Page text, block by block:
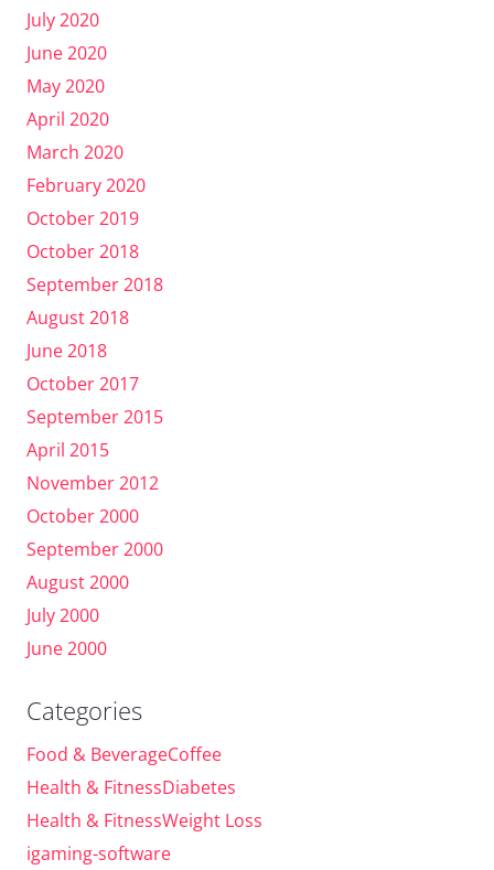
July 2020
June 2020
May 2020
April 2020
March 2020
February 2020
October 2019
October 2018
September 2018
August 2018
June 2018
October 2017
September 2015
April 2015
November 2012
October 2000
September 2000
August 2000
July 2000
June 2000
Categories
Food & BeverageCoffee
Health & FitnessDiabetes
Health & FitnessWeight Loss
igaming-software